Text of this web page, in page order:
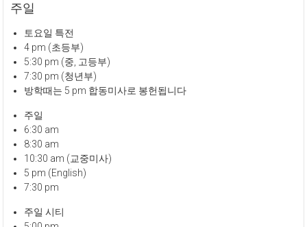
주일
토요일 특전
4 pm (초등부)
5:30 pm (중, 고등부)
7:30 pm (청년부)
방학때는 5 pm 합동미사로 봉헌됩니다
주일
6:30 am
8:30 am
10:30 am (교중미사)
5 pm (English)
7:30 pm
주일 시티